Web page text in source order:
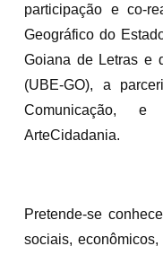
participação e co-
Geográfico do
Goiana de Letras e
(UBE-GO), a
Comunicação,
ArteCidadania.
Pretende-se
sociais,